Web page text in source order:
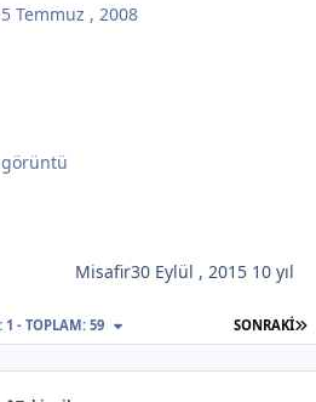
Temmuz , 2008
Misafir30 Eylül , 2015 10 yıl
SONRAKI
1 - TOPLAM: 59